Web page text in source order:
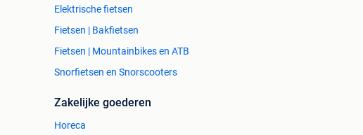
Elektrische fietsen
Fietsen | Bakfietsen
Fietsen | Mountainbikes en ATB
Snorfietsen en Snorscooters
Zakelijke goederen
Horeca